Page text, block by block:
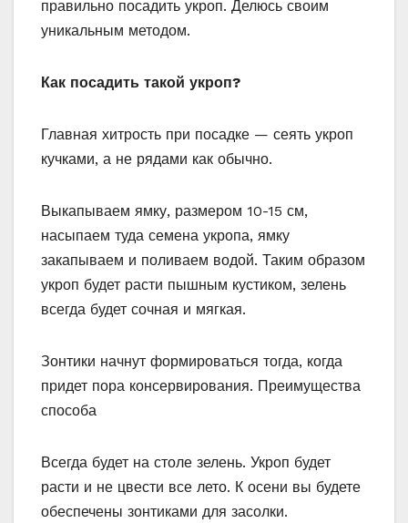
правильно посадить укроп. Делюсь своим
уникальным методом.
Как посадить такой укроп?
Главная хитрость при посадке — сеять укроп
кучками, а не рядами как обычно.
Выкапываем ямку, размером 10-15 см,
насыпаем туда семена укропа, ямку
закапываем и поливаем водой. Таким образом
укроп будет расти пышным кустиком, зелень
всегда будет сочная и мягкая.
Зонтики начнут формироваться тогда, когда
придет пора консервирования. Преимущества
способа
Всегда будет на столе зелень. Укроп будет
расти и не цвести все лето. К осени вы будете
обеспечены зонтиками для засолки.